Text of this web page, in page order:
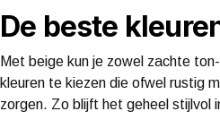
De beste
Met beige kun je zowel zachte
kleuren te kiezen die ofwel rustig
zorgen. Zo blijft het geheel stijlvol